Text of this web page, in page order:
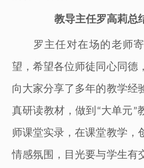
教导主任罗高莉总
罗主任对在场的老师
望，希望各位师徒同心同德
向大家分享了多年的教学经
真研读教材，做到 “大单元”
师课堂实录，在课堂教学 ，
情感氛围，目光要与学生有